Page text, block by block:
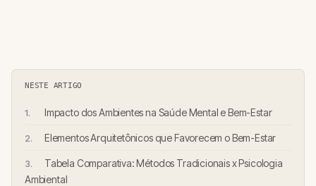
NESTE ARTIGO
Impacto dos Ambientes na Saúde Mental e Bem-Estar
Elementos Arquitetônicos que Favorecem o Bem-Estar
Tabela Comparativa: Métodos Tradicionais x Psicologia
Ambiental